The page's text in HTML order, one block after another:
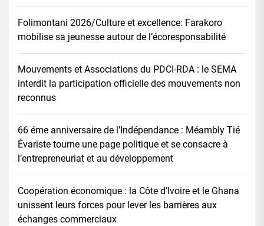
Folimontani 2026/Culture et excellence: Farakoro
mobilise sa jeunesse autour de l’écoresponsabilité
Mouvements et Associations du PDCI-RDA : le SEMA
interdit la participation officielle des mouvements non
reconnus
66 éme anniversaire de l’Indépendance : Méambly Tié
Évariste tourne une page politique et se consacre à
l’entrepreneuriat et au développement
Coopération économique : la Côte d’Ivoire et le Ghana
unissent leurs forces pour lever les barrières aux
échanges commerciaux